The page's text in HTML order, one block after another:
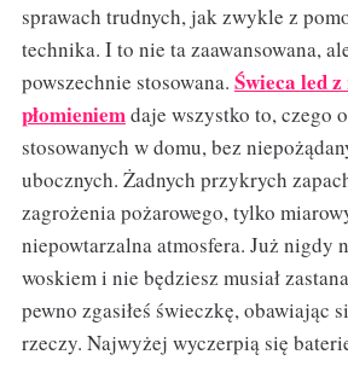
sprawach trudnych, jak zwykle z
technika. I to nie ta zaawansowana,
powszechnie stosowana. Świeca led
płomieniemdaje wszystko to, czego
stosowanych w domu, bez
ubocznych. Żadnych przykrych
zagrożenia pożarowego, tylko
niepowtarzalna atmosfera. Już nigdy
woskiem i nie będziesz musiał
pewno zgasiłeś świeczkę, obawiając
rzeczy. Najwyżej wyczerpią się